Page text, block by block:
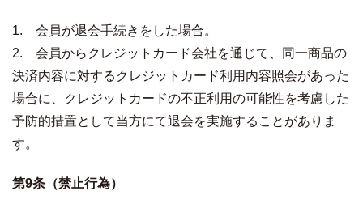
1. 会員が退会手続きをした場合。
2. 会員からクレジットカード会社を通じて、同一商品の
決済内容に対するクレジットカード利用内容照会があった
場合に、クレジットカードの不正利用の可能性を考慮した
予防的措置として当方にて退会を実施することがありま
す。
第9条（禁止行為）